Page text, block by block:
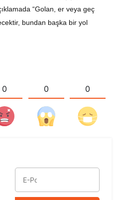
“Golan, er veya geç
bundan başka bir yol
0 0 0